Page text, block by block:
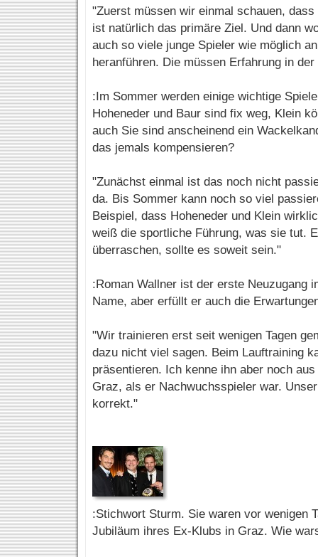
"Zuerst müssen wir einmal schauen,
ist natürlich das primäre Ziel. Und dann
auch so viele junge Spieler wie möglich
heranführen. Die müssen Erfahrung in
:Im Sommer werden einige wichtige
Hoheneder und Baur sind fix weg, Klein
auch Sie sind anscheinend ein
das jemals kompensieren?
"Zunächst einmal ist das noch nicht
da. Bis Sommer kann noch so viel
Beispiel, dass Hoheneder und Klein
weiß die sportliche Führung, was sie tut.
überraschen, sollte es soweit sein."
:Roman Wallner ist der erste Neuzugang
Name, aber erfüllt er auch die
"Wir trainieren erst seit wenigen Tagen
dazu nicht viel sagen. Beim Lauftraining
präsentieren. Ich kenne ihn aber noch
Graz, als er Nachwuchsspieler war.
korrekt."
:Stichwort Sturm. Sie waren vor wenigen
Jubiläum ihres Ex-Klubs in Graz. Wie